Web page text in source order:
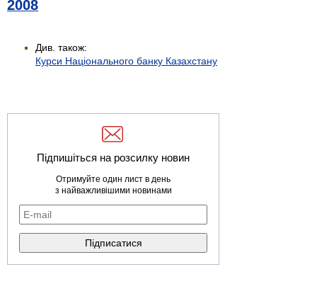
2008
Див. також:
Курси Національного банку Казахстану
Підпишіться на розсилку новин
Отримуйте один лист в день
з найважливішими новинами